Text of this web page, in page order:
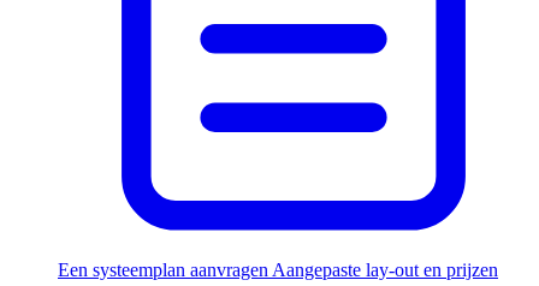
Een systeemplan aanvragen Aangepaste lay-out en prijzen